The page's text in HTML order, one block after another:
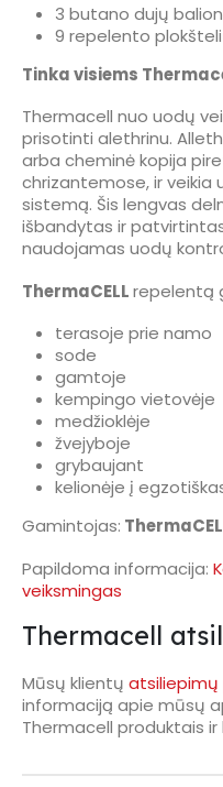
3 butano dujų
9 repelento
Tinka visiems
Thermacell nuo uodų
prisotinti alethrinu.
arba cheminė kopija
chrizantemose, ir veikia
sistemą. Šis lengvas
išbandytas ir
naudojamas uodų
ThermaCELLrepelentą
terasoje prie namo
sode
gamtoje
kempingo vietovėje
medžioklėje
žvejyboje
grybaujant
kelionėje į
Gamintojas:
Papildoma informacija:
veiksmingas
Thermacell
Mūsų klientų atsiliepimų
informaciją apie mūsų
Thermacell produktais